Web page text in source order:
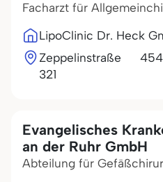
Facharzt für
LipoClinic Dr. Heck
Zeppelinstraße
321
Evangelisches
an der Ruhr GmbH
Abteilung für